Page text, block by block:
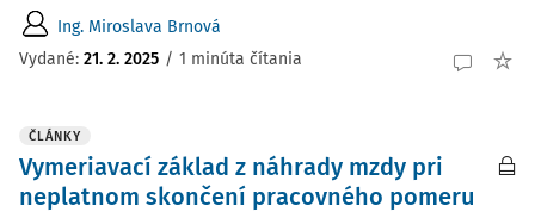
Ing. Miroslava Brnová
Vydané: 21. 2. 2025 / 1 minúta čítania
ČLÁNKY
Vymeriavací základ z náhrady mzdy pri
neplatnom skončení pracovného pomeru